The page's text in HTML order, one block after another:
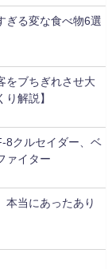
ぎる変な食べ物6選
をブちぎれさせ大
解説】
8クルセイダー、ベ
ァイター
本当にあったあり